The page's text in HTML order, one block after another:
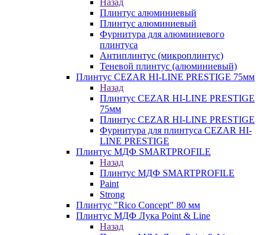
Назад
Плинтус алюминиевый
Плинтус алюминиевый
Фурнитура для алюминиевого
плинтуса
Антиплинтус (микроплинтус)
Теневой плинтус (алюминиевый)
Плинтус CEZAR HI-LINE PRESTIGE 75мм
Назад
Плинтус CEZAR HI-LINE PRESTIGE
75мм
Плинтус CEZAR HI-LINE PRESTIGE
Фурнитура для плинтуса CEZAR HI-
LINE PRESTIGE
Плинтус МДФ SMARTPROFILE
Назад
Плинтус МДФ SMARTPROFILE
Paint
Strong
Плинтус "Rico Concept" 80 мм
Плинтус МДФ Лука Point & Line
Назад